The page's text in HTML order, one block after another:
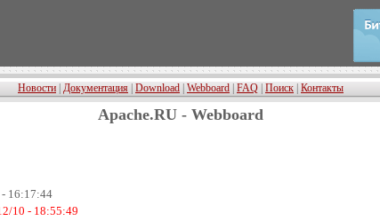
Новости Документация Download Webboard FAQ Поиск Контакты
Apache.RU - Webboard
16:17:44
10 - 18:55:49